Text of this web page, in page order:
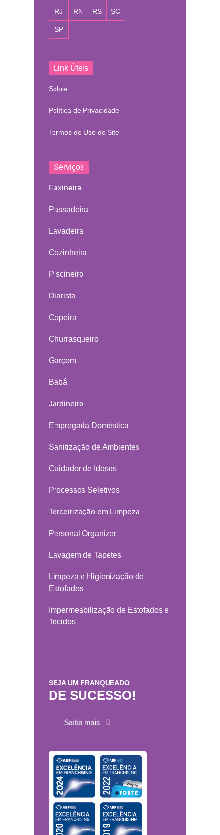
RJ RN RS SC
SP
Link Úteis
Sobre
Política de Privacidade
Termos de Uso do Site
Serviços
Faxineira
Passadeira
Lavadeira
Cozinheira
Piscineiro
Diarista
Copeira
Churrasqueiro
Garçom
Babá
Jardineiro
Empregada Doméstica
Sanitização de Ambientes
Cuidador de Idosos
Processos Seletivos
Terceirização em Limpeza
Personal Organizer
Lavagem de Tapetes
Limpeza e Higienização de
Estofados
Impermeabilização de Estofados e
Tecidos
SEJA UM FRANQUEADO
DE SUCESSO!
Saiba mais